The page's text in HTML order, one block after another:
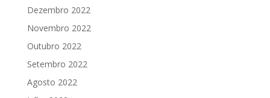
Dezembro 2022
Novembro 2022
Outubro 2022
Setembro 2022
Agosto 2022